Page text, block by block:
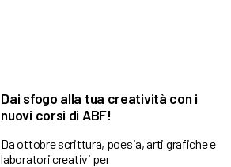
Dai sfogo alla tua creatività con i
nuovi corsi di ABF!
Da ottobre scrittura, poesia, arti grafiche e
laboratori creativi per